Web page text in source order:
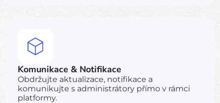
Komunikace & Notifikace
Obdržujte aktualizace, notifikace a
komunikujte s administrátory přímo v rámci
platformy.